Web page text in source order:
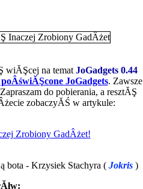
wiĂŞcej na temat JoGadgets 0.44
JoGadgets. Zawsze
do pobierania, a resztĂŞ
zobaczyĂŚ w artykule:
Zrobiony GadÂżet!
bota - Krzysiek Stachyra ( Jokris)